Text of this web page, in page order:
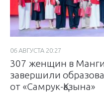
06 АВГУСТА 20:27
307 женщин в
завершили
от «Самрук-Қазына»